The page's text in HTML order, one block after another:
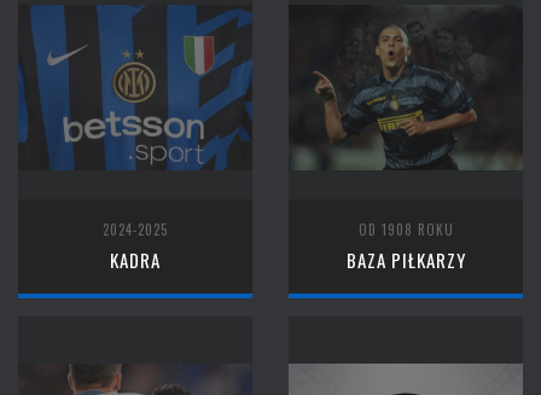
2024-2025
KADRA
OD 1908 ROKU
BAZA PIŁKARZY